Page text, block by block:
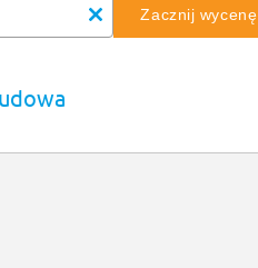
Zacznij wycenę